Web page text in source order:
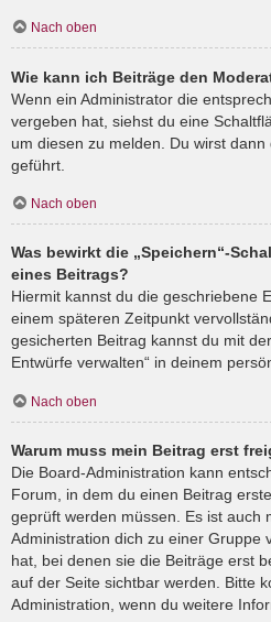
Nach oben
Wie kann ich Beiträge den
Wenn ein Administrator die
vergeben hat, siehst du eine
um diesen zu melden. Du wirst
geführt.
Nach oben
Was bewirkt die „Speichern“-
eines Beitrags?
Hiermit kannst du die geschriebene
einem späteren Zeitpunkt
gesicherten Beitrag kannst du mit
Entwürfe verwalten“ in deinem
Nach oben
Warum muss mein Beitrag erst
Die Board-Administration kann
Forum, in dem du einen Beitrag
geprüft werden müssen. Es ist auch
Administration dich zu einer Gruppe
hat, bei denen sie die Beiträge erst
auf der Seite sichtbar werden. Bitte
Administration, wenn du weitere